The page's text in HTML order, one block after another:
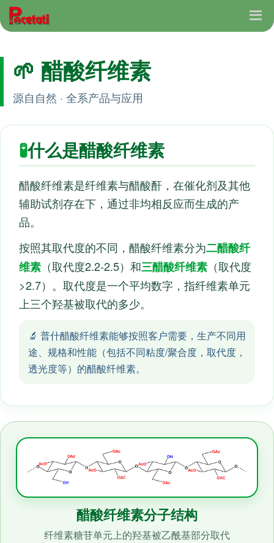
🌱 醋酸纤维素
源自自然 · 全系产品与应用
🧪什么是醋酸纤维素
醋酸纤维素是纤维素与醋酸酐，在催化剂及其他
辅助试剂存在下，通过非均相反应而生成的产
品。
按照其取代度的不同，醋酸纤维素分为二醋酸纤
维素 （取代度2.2-2.5）和三醋酸纤维素 （取代度
>2.7）。取代度是一个平均数字，指纤维素单元
上三个羟基被取代的多少。
🔬 普什醋酸纤维素能够按照客户需要，生产不同用
途、规格和性能（包括不同粘度/聚合度，取代度，
透光度等）的醋酸纤维素。
醋酸纤维素分子结构
纤维素糖苷单元上的羟基被乙酰基部分取代